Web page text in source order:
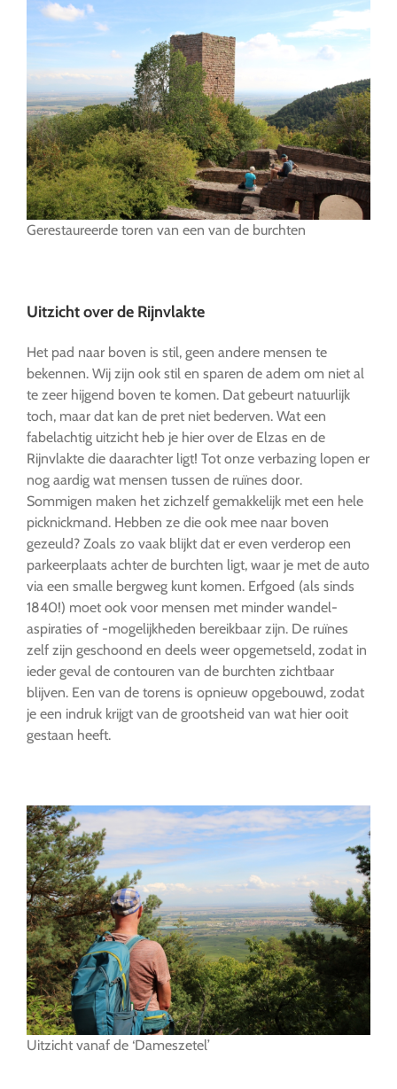
Gerestaureerde toren van een van de burchten
Uitzicht over de Rijnvlakte
Het pad naar boven is stil, geen andere mensen te
bekennen. Wij zijn ook stil en sparen de adem om niet al
te zeer hijgend boven te komen. Dat gebeurt natuurlijk
toch, maar dat kan de pret niet bederven. Wat een
fabelachtig uitzicht heb je hier over de Elzas en de
Rijnvlakte die daarachter ligt! Tot onze verbazing lopen er
nog aardig wat mensen tussen de ruïnes door.
Sommigen maken het zichzelf gemakkelijk met een hele
picknickmand. Hebben ze die ook mee naar boven
gezeuld? Zoals zo vaak blijkt dat er even verderop een
parkeerplaats achter de burchten ligt, waar je met de auto
via een smalle bergweg kunt komen. Erfgoed (als sinds
1840!) moet ook voor mensen met minder wandel-
aspiraties of -mogelijkheden bereikbaar zijn. De ruïnes
zelf zijn geschoond en deels weer opgemetseld, zodat in
ieder geval de contouren van de burchten zichtbaar
blijven. Een van de torens is opnieuw opgebouwd, zodat
je een indruk krijgt van de grootsheid van wat hier ooit
gestaan heeft.
Uitzicht vanaf de ‘Dameszetel’